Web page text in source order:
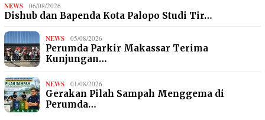
NEWS 06/08/2026
Dishub dan Bapenda Kota Palopo Studi Tir…
NEWS 05/08/2026
Perumda Parkir Makassar Terima
Kunjungan…
NEWS 01/08/2026
Gerakan Pilah Sampah Menggema di
Perumda…